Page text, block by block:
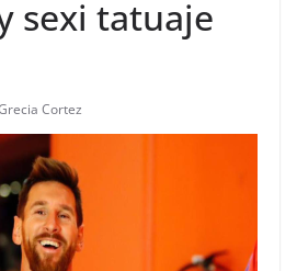
sexi tatuaje
Cortez